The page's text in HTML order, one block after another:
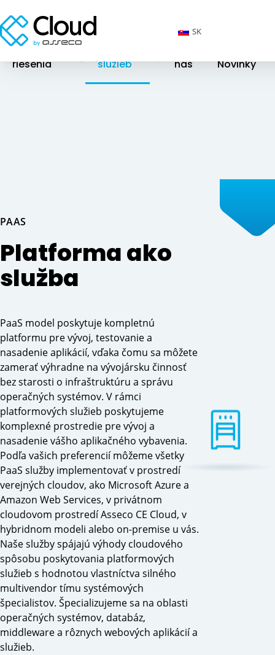
riešenia služieb nás Novinky
PAAS
Platforma ako
služba
PaaS model poskytuje kompletnú
platformu pre vývoj, testovanie a
nasadenie aplikácií, vďaka čomu sa môžete
zamerať výhradne na vývojársku činnosť
bez starosti o infraštruktúru a správu
operačných systémov. V rámci
platformových služieb poskytujeme
komplexné prostredie pre vývoj a
nasadenie vášho aplikačného vybavenia.
Podľa vašich preferencií môžeme všetky
PaaS služby implementovať v prostredí
verejných cloudov, ako Microsoft Azure a
Amazon Web Services, v privátnom
cloudovom prostredí Asseco CE Cloud, v
hybridnom modeli alebo on-premise u vás.
Naše služby spájajú výhody cloudového
spôsobu poskytovania platformových
služieb s hodnotou vlastníctva silného
multivendor tímu systémových
špecialistov. Špecializujeme sa na oblasti
operačných systémov, databáz,
middleware a rôznych webových aplikácií a
služieb.
SK